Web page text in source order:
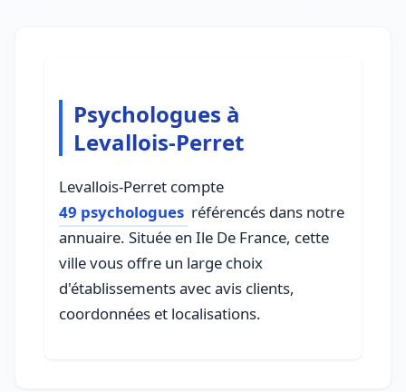
Psychologues à
Levallois-Perret
Levallois-Perret compte
49 psychologues référencés dans notre
annuaire. Située en Ile De France, cette
ville vous offre un large choix
d'établissements avec avis clients,
coordonnées et localisations.